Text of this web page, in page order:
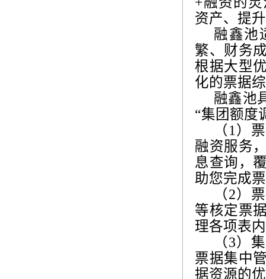
资产、提
融鑫池
繁、财务
根据大型
化的票据
融鑫池
“集团额度
（ 1 ）
融资服务
息查询，
助您完成
（2）
等核定票
理各项表
（3）
票据集中
据资源的